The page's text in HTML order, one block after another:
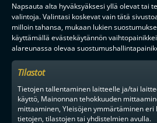
Napsauta alta hyväksyäksesi yllä olevat tai
valintoja. Valintasi koskevat vain tätä
milloin tahansa, mukaan lukien
käyttämällä evästekäytännön
alareunassa olevaa
Tilastot
Tietojen tallentaminen laitteelle ja/tai
käyttö, Mainonnan tehokkuuden
mittaaminen, Yleisöjen ymmärtäminen
tietojen, tilastojen tai yhdistelmien avulla.